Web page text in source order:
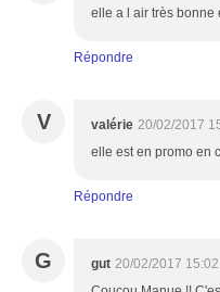
elle a l air très bonne
Répondre
V valérie 20/02/2017
elle est en promo en
Répondre
G gut 20/02/2017 15:02